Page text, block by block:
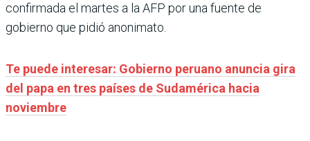
confirmada el martes a la AFP por una fuente de
gobierno que pidió anonimato.
Te puede interesar: Gobierno peruano anuncia gira
del papa en tres países de Sudamérica hacia
noviembre